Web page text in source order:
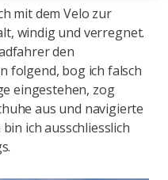
mit dem Velo zur
windig und verregnet.
den
folgend, bog ich falsch
eingestehen, zog
aus und navigierte
ich ausschliesslich